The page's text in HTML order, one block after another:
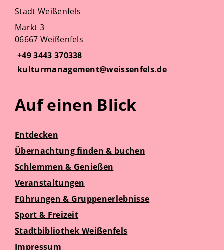
Stadt Weißenfels
Markt 3
06667 Weißenfels
+49 3443 370338
kulturmanagement@weissenfels.de
Auf einen Blick
Entdecken
Übernachtung finden & buchen
Schlemmen & Genießen
Veranstaltungen
Führungen & Gruppenerlebnisse
Sport & Freizeit
Stadtbibliothek Weißenfels
Impressum